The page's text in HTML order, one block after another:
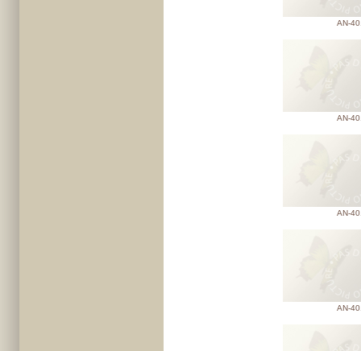
AN-
AN-
AN-
AN-